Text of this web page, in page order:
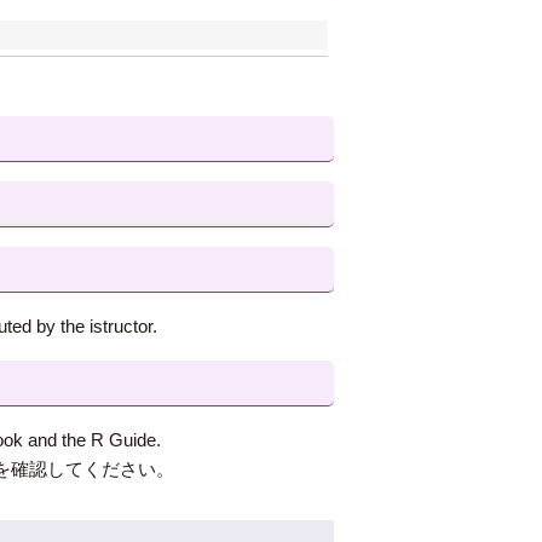
by the istructor.
and the R Guide.
認してください。